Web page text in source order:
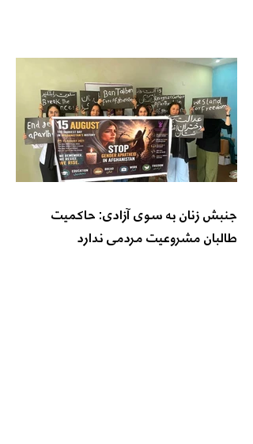
جنبش زنان به سوی آزادی: حاکمیت
طالبان مشروعیت مردمی ندارد